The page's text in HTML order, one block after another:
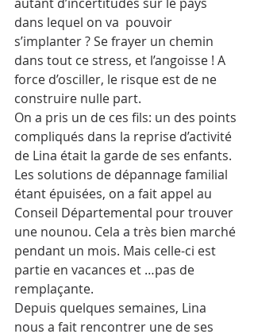
dans lequel on va  pouvoir
s’implanter ? Se frayer un chemin
dans tout ce stress, et l’angoisse ! A
force d’osciller, le risque est de ne
construire nulle part.
On a pris un de ces fils: un des points
compliqués dans la reprise d’activité
de Lina était la garde de ses enfants.
Les solutions de dépannage familial
étant épuisées, on a fait appel au
Conseil Départemental pour trouver
une nounou. Cela a très bien marché
pendant un mois. Mais celle-ci est
partie en vacances et …pas de
remplaçante.
Depuis quelques semaines, Lina
nous a fait rencontrer une de ses